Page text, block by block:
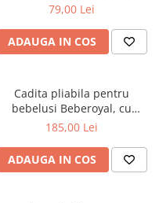
Beberoyal, Roz, CD-006-002
79,00 Lei
ADAUGA IN COS
Cadita pliabila pentru
bebelusi Beberoyal, cu
termometru digital si dop de
006
185,00 Lei
ADAUGA IN COS